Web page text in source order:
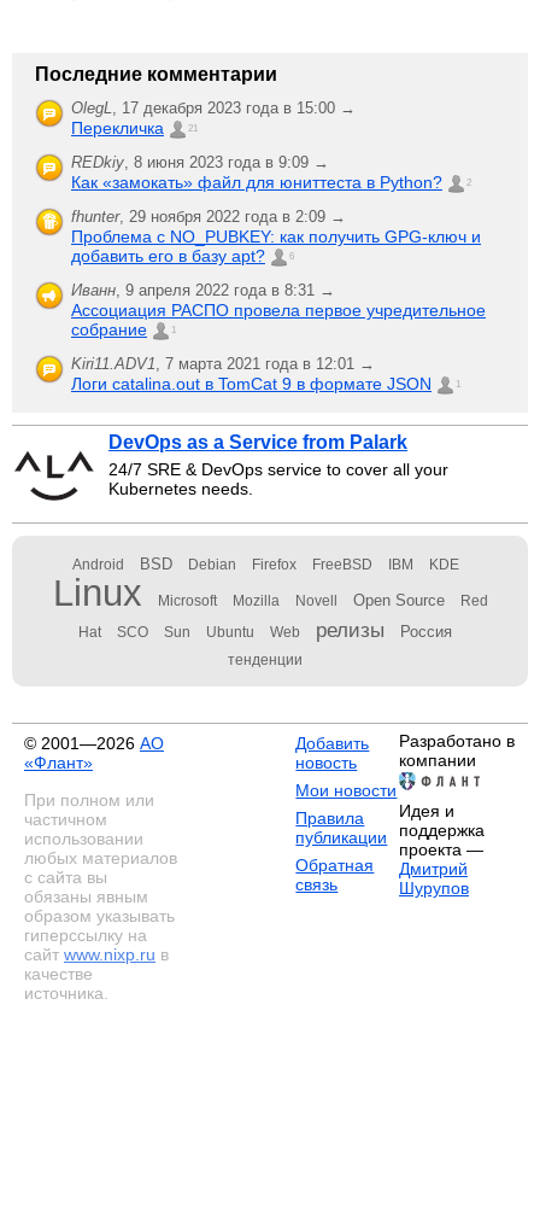
Последние комментарии
OlegL, 17 декабря 2023 года в 15:00 →
Перекличка 21
REDkiy, 8 июня 2023 года в 9:09 →
Как «замокать» файл для юниттеста в Python? 2
fhunter, 29 ноября 2022 года в 2:09 →
Проблема с NO_PUBKEY: как получить GPG-ключ и
добавить его в базу apt?
6
Иванн, 9 апреля 2022 года в 8:31 →
Ассоциация РАСПО провела первое учредительное
собрание
1
Kiri11.ADV1, 7 марта 2021 года в 12:01 →
Логи catalina.out в TomCat 9 в формате JSON 1
DevOps as a Service from Palark
24/7 SRE & DevOps service to cover all your
Kubernetes needs.
Android BSD Debian Firefox FreeBSD IBM KDE
Linux Microsoft Mozilla Novell Open Source Red
Hat SCO Sun Ubuntu Web релизы Россия
тенденции
© 2001—2026 АО
«Флант»
При полном или
частичном
использовании
любых материалов
с сайта вы
обязаны явным
образом указывать
гиперссылку на
сайт www.nixp.ru в
качестве
источника.
Добавить
новость
Мои новости
Правила
публикации
Обратная
связь
Разработано в
компании
Идея и
поддержка
проекта —
Дмитрий
Шурупов